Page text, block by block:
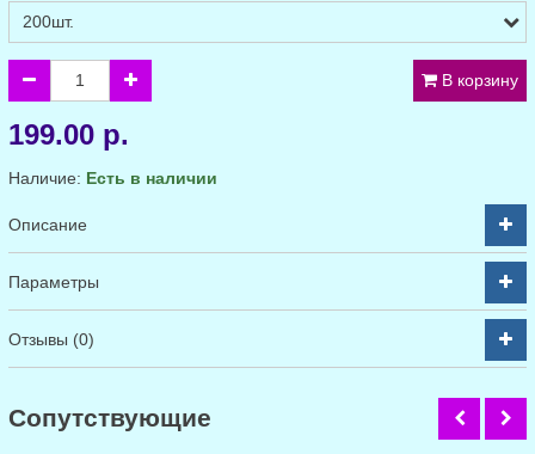
В корзину
199.00 р.
Наличие: Есть в наличии
Описание
Параметры
Отзывы (0)
Cопутствующие